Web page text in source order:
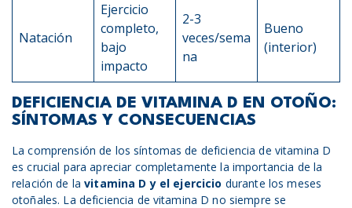
Natación
Ejercicio
completo,
bajo
impacto
2-3
veces/sema
na
Bueno
(interior)
DEFICIENCIA DE VITAMINA D EN OTOÑO:
SÍNTOMAS Y CONSECUENCIAS
La comprensión de los síntomas de deficiencia de vitamina D
es crucial para apreciar completamente la importancia de la
relación de lavitamina D yel ejercicio durante los meses
otoñales. La deficiencia de vitamina D no siempre se